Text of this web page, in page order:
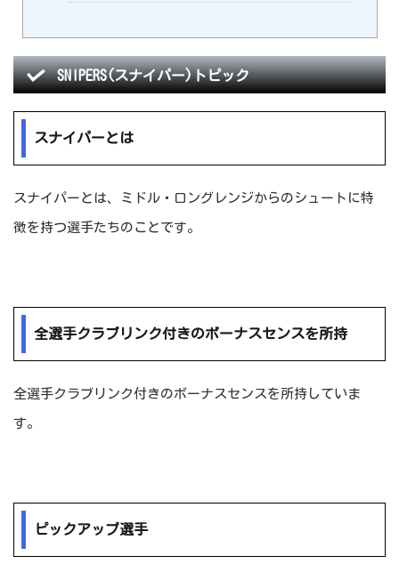
SNIPERS(スナイパー)トピック
スナイパーとは
スナイパーとは、ミドル・ロングレンジからのシュートに特
徴を持つ選手たちのことです。
全選手クラブリンク付きのボーナスセンスを所持
全選手クラブリンク付きのボーナスセンスを所持していま
す。
ピックアップ選手